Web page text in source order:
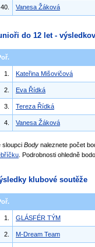
40. Vanesa Žáková
do 12 let -
1. Kateřina Mišovičová
2. Eva Řídká
3. Tereza Řídká
4. Vanesa Žáková
sloupci Body naleznete počet
. Podrobnosti ohledně
klubové soutěže
1. GLÁSFÉR TÝM
2. M-Dream Team